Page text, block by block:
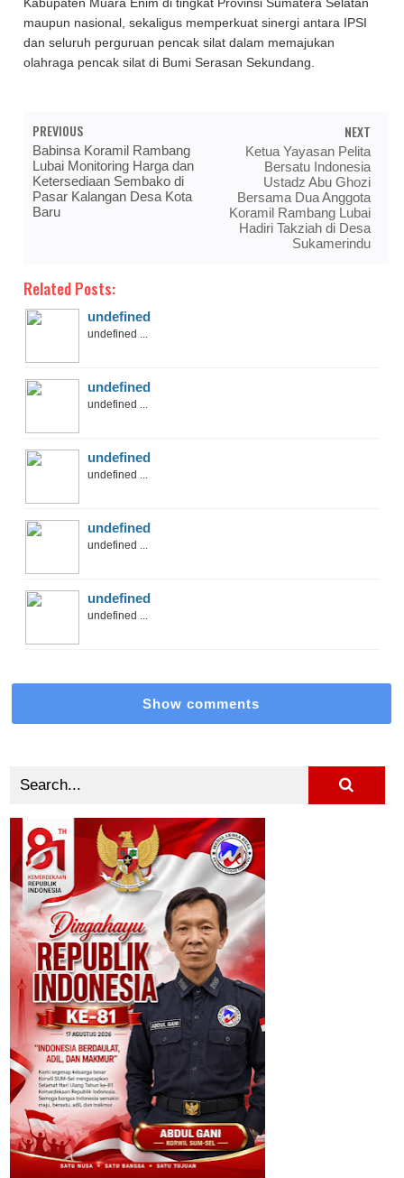
Kabupaten Muara Enim di tingkat Provinsi Sumatera Selatan
maupun nasional, sekaligus memperkuat sinergi antara IPSI
dan seluruh perguruan pencak silat dalam memajukan
olahraga pencak silat di Bumi Serasan Sekundang.
PREVIOUS
Babinsa Koramil Rambang
Lubai Monitoring Harga dan
Ketersediaan Sembako di
Pasar Kalangan Desa Kota
Baru
NEXT
Ketua Yayasan Pelita
Bersatu Indonesia
Ustadz Abu Ghozi
Bersama Dua Anggota
Koramil Rambang Lubai
Hadiri Takziah di Desa
Sukamerindu
Related Posts:
undefined
undefined ...
undefined
undefined ...
undefined
undefined ...
undefined
undefined ...
undefined
undefined ...
Show comments